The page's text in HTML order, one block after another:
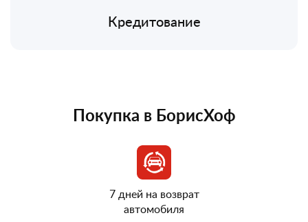
Кредитование
Покупка в БорисХоф
7 дней на возврат
автомобиля